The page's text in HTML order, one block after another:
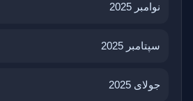
نوامبر 2025
سپتامبر 2025
جولای 2025